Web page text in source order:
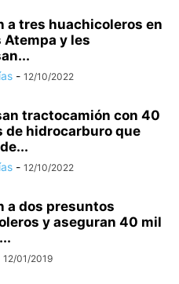
a tres huachicoleros en
Atempa y les
- 12/10/2022
tractocamión con 40
de hidrocarburo que
- 12/10/2022
a dos presuntos
y aseguran 40 mil
12/01/2019